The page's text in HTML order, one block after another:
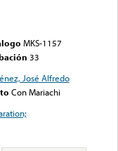
MKS-1157
33
José Alfredo
Con Mariachi